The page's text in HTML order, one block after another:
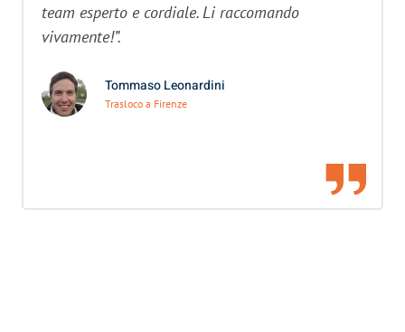
team esperto e cordiale. Li raccomando
vivamente!”.
Tommaso Leonardini
Trasloco a Firenze